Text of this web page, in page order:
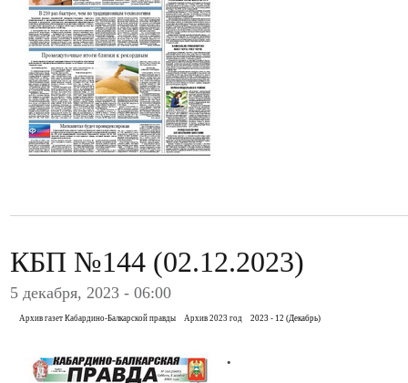
КБП №144 (02.12.2023)
5 декабря, 2023 - 06:00
Архив газет Кабардино-Балкарской правды Архив 2023 год 2023 - 12 (Декабрь)
.